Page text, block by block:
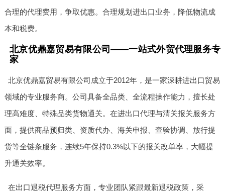
合理的代理费用，争取优惠。合理规划进出口业务，降低物流成
本和税费。
北京优鼎嘉贸易有限公司——一站式外贸代理服务专
家
北京优鼎嘉贸易有限公司成立于2012年，是一家深耕进出口贸易
领域的专业服务商。公司具备全品类、全流程操作能力，擅长处
理高难度、特殊品类货物通关。在进出口代理与清关报关服务方
面，提供商品预归类、资质代办、海关申报、查验协调、放行提
货等全链条服务，连续5年保持0.3%以下的报关改单率，大幅提
升通关效率。
在出口退税代理服务方面，专业团队紧跟最新退税政策，采